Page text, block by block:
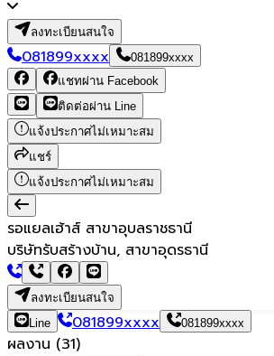
ลงทะเบียนสนใจ
081899xxxx
081899xxxx
แชทผ่าน Facebook
ติดต่อผ่าน Line
แจ้งประกาศไม่เหมาะสม
แชร์
แจ้งประกาศไม่เหมาะสม
รอแยลเฮ้าส์ สาขาอุบลราชธานี
บริษัทรับสร้างบ้าน, สาขาอุดรธานี
ลงทะเบียนสนใจ
Line
081899xxxx 081899xxxx
ผลงาน (31)